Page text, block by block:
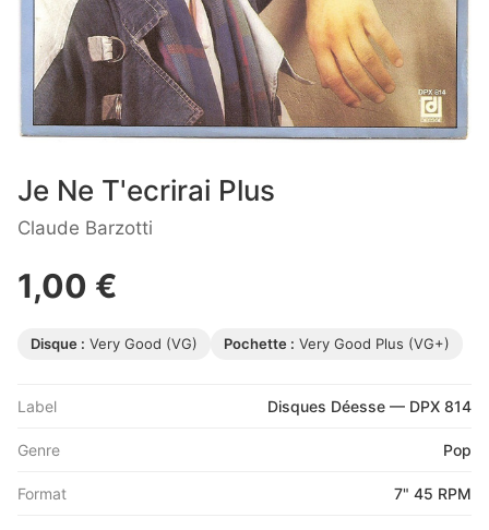
Je Ne T'ecrirai Plus
Claude Barzotti
1,00 €
Disque : Very Good (VG) Pochette : Very Good Plus (VG+)
Label Disques Déesse — DPX 814
Genre Pop
Format 7" 45 RPM